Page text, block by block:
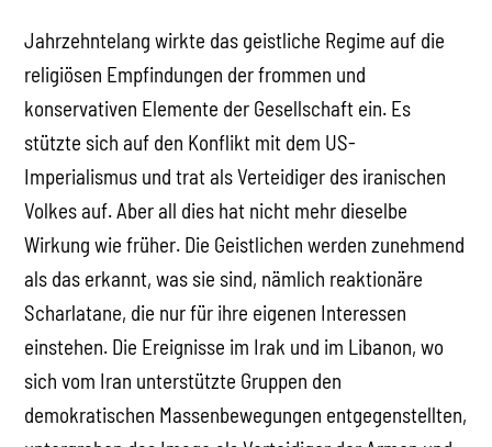
Jahrzehntelang wirkte das geistliche Regime auf die
religiösen Empfindungen der frommen und
konservativen Elemente der Gesellschaft ein. Es
stützte sich auf den Konflikt mit dem US-
Imperialismus und trat als Verteidiger des iranischen
Volkes auf. Aber all dies hat nicht mehr dieselbe
Wirkung wie früher. Die Geistlichen werden zunehmend
als das erkannt, was sie sind, nämlich reaktionäre
Scharlatane, die nur für ihre eigenen Interessen
einstehen. Die Ereignisse im Irak und im Libanon, wo
sich vom Iran unterstützte Gruppen den
demokratischen Massenbewegungen entgegenstellten,